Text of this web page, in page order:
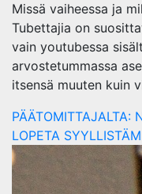
Missä vaiheessa ja
Tubettajia on
vain youtubessa
arvostetummassa
itsensä muuten kuin
PÄÄTOMITTAJALTA:
LOPETA